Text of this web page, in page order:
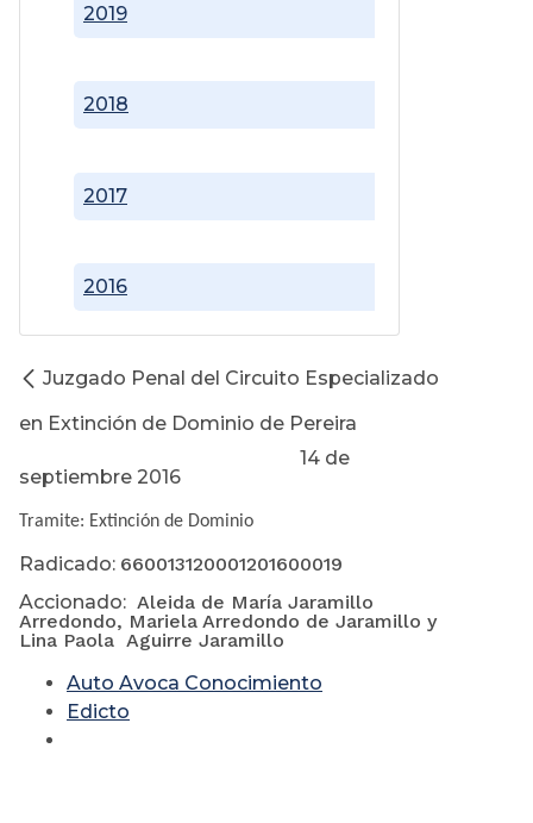
2016
2017
2018
2019
Juzgado Penal del Circuito Especializado
en Extinción de Dominio de Pereira
14 de
septiembre 2016
Tramite: Extinción de Dominio
Radicado: 660013120001201600019
Accionado: Aleida de María Jaramillo
Arredondo, Mariela Arredondo de Jaramillo y
Lina Paola Aguirre Jaramillo
Auto Avoca Conocimiento
Edicto